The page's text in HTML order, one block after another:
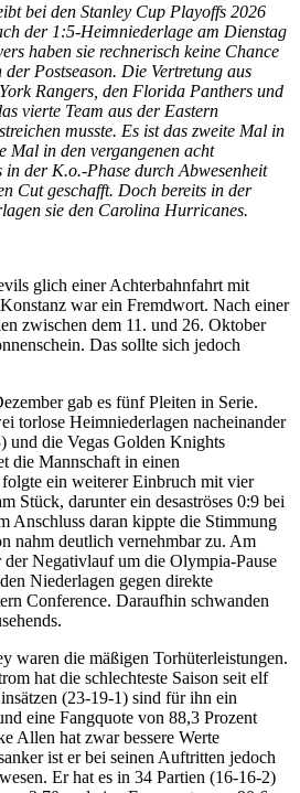
bei den Stanley Cup Playoffs 2026
der 1:5-Heimniederlage am Dienstag
haben sie rechnerisch keine Chance
Postseason. Die Vertretung aus
Rangers, den Florida Panthers und
vierte Team aus der Eastern
musste. Es ist das zweite Mal in
Mal in den vergangenen acht
in der K.o.-Phase durch Abwesenheit
Cut geschafft. Doch bereits in der
sie den Carolina Hurricanes.
glich einer Achterbahnfahrt mit
war ein Fremdwort. Nach einer
zwischen dem 11. und 26. Oktober
Das sollte sich jedoch
gab es fünf Pleiten in Serie.
torlose Heimniederlagen nacheinander
und die Vegas Golden Knights
die Mannschaft in einen
ein weiterer Einbruch mit vier
Stück, darunter ein desaströses 0:9 bei
Anschluss daran kippte die Stimmung
nahm deutlich vernehmbar zu. Am
Negativlauf um die Olympia-Pause
Niederlagen gegen direkte
Conference. Daraufhin schwanden
waren die mäßigen Torhüterleistungen.
hat die schlechteste Saison seit elf
(23-19-1) sind für ihn ein
eine Fangquote von 88,3 Prozent
Allen hat zwar bessere Werte
ist er bei seinen Auftritten jedoch
Er hat es in 34 Partien (16-16-2)